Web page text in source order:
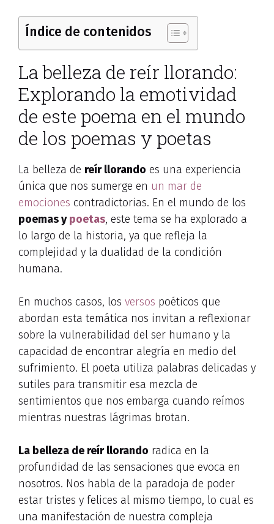
Índice de contenidos
La belleza de reír llorando:
Explorando la emotividad
de este poema en el mundo
de los poemas y poetas
La belleza de reír llorando es una experiencia
única que nos sumerge en un mar de
emociones contradictorias. En el mundo de los
poemas ypoetas, este tema se ha explorado a
lo largo de la historia, ya que refleja la
complejidad y la dualidad de la condición
humana.
En muchos casos, los versos poéticos que
abordan esta temática nos invitan a reflexionar
sobre la vulnerabilidad del ser humano y la
capacidad de encontrar alegría en medio del
sufrimiento. El poeta utiliza palabras delicadas y
sutiles para transmitir esa mezcla de
sentimientos que nos embarga cuando reímos
mientras nuestras lágrimas brotan.
La belleza de reír llorando radica en la
profundidad de las sensaciones que evoca en
nosotros. Nos habla de la paradoja de poder
estar tristes y felices al mismo tiempo, lo cual es
una manifestación de nuestra compleja